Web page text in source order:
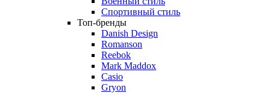
Спортивный стиль
Топ-бренды
Danish Design
Romanson
Reebok
Mark Maddox
Casio
Gryon